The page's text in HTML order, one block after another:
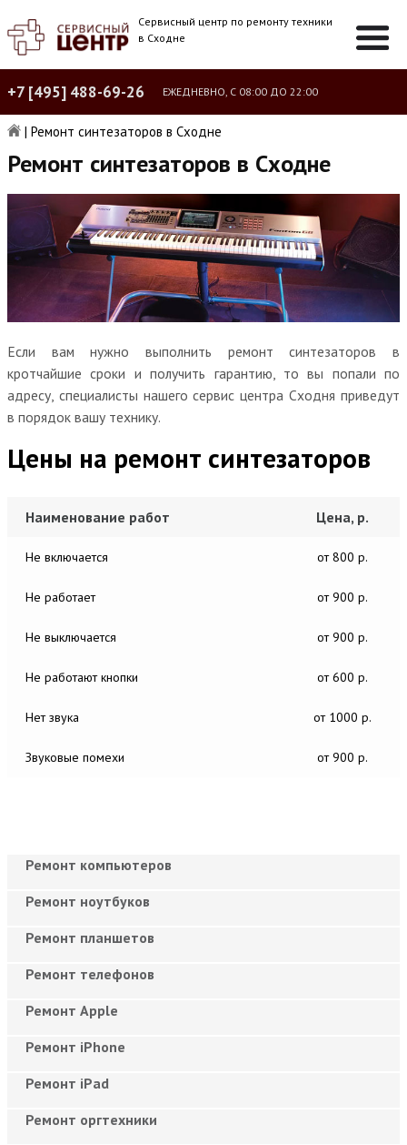
Сервисный центр по ремонту техники
в Сходне
+7 [495] 488-69-26 ЕЖЕДНЕВНО, С 08:00 ДО 22:00
| Ремонт синтезаторов в Сходне
Ремонт синтезаторов в Сходне
Если вам нужно выполнить ремонт синтезаторов в
кротчайшие сроки и получить гарантию, то вы попали по
адресу, специалисты нашего сервис центра Сходня приведут
в порядок вашу технику.
Цены на ремонт синтезаторов
Наименование работ Цена, р.
Не включается от 800 р.
Не работает от 900 р.
Не выключается от 900 р.
Не работают кнопки от 600 р.
Нет звука от 1000 р.
Звуковые помехи от 900 р.
Ремонт компьютеров
Ремонт ноутбуков
Ремонт планшетов
Ремонт телефонов
Ремонт Apple
Ремонт iPhone
Ремонт iPad
Ремонт оргтехники